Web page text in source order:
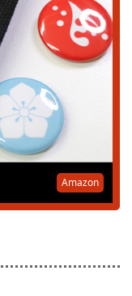
Amazon